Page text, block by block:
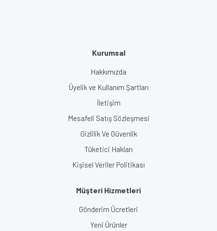
Kurumsal
Hakkımızda
Üyelik ve Kullanım Şartları
İletişim
Mesafeli Satış Sözleşmesi
Gizlilik Ve Güvenlik
Tüketici Hakları
Kişisel Veriler Politikası
Müşteri Hizmetleri
Gönderim Ücretleri
Yeni Ürünler